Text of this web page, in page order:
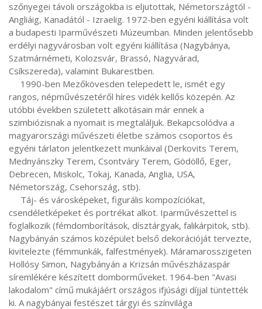
szőnyegei távoli országokba is eljutottak, Németországtól -
Angliáig, Kanadától - Izraelig. 1972-ben egyéni kiállítása volt
a budapesti Iparművészeti Múzeumban. Minden jelentősebb
erdélyi nagyvárosban volt egyéni kiállítása (Nagybánya,
Szatmárnémeti, Kolozsvár, Brassó, Nagyvárad,
Csíkszereda), valamint Bukarestben.
rangos, népművészetéről híres vidék kellős közepén. Az
utóbbi években született alkotásain már ennek a
szimbiózisnak a nyomait is megtaláljuk. Bekapcsolódva a
magyarországi művészeti életbe számos csoportos és
egyéni tárlaton jelentkezett munkáival (Derkovits Terem,
Mednyánszky Terem, Csontváry Terem, Gödöllő, Eger,
Debrecen, Miskolc, Tokaj, Kanada, Anglia, USA,
Németország, Csehország, stb).
csendéletképeket és portrékat alkot. Iparművészettel is
foglalkozik (fémdomborítások, dísztárgyak, falikárpitok, stb).
Nagybányán számos középület belső dekorációját tervezte,
kivitelezte (fémmunkák, falfestmények). Máramarosszigeten
Hollósy Simon, Nagybányán a Krizsán művészházaspár
síremlékére készített domborműveket. 1964-ben "Avasi
lakodalom" című mukájáért országos ifjúsági díjjal tüntették
ki. A nagybányai festészet tárgyi és színvilága